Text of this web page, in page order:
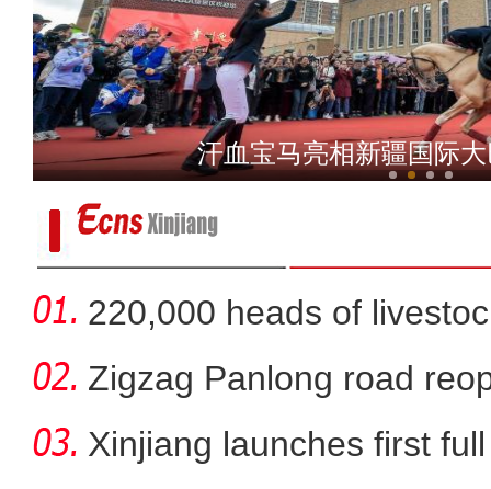
2024年新疆双口岸通行中欧
汗血宝马亮相新疆国际
220,000 heads of
betwee
Zigzag Panlong road
Xinjiang launches first